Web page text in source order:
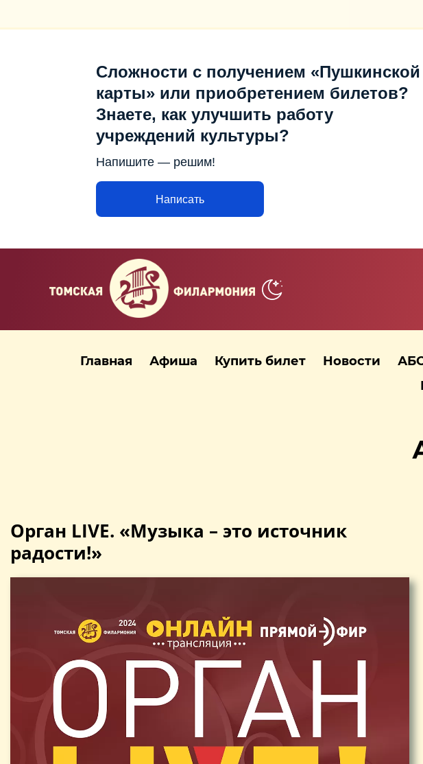
Сложности с получением «Пушкинской
карты» или приобретением билетов?
Знаете, как улучшить работу
учреждений культуры?
Напишите — решим!
Написать
Главная Афиша Купить билет Новости
Орган LIVE. «Музыка – это источник
радости!»